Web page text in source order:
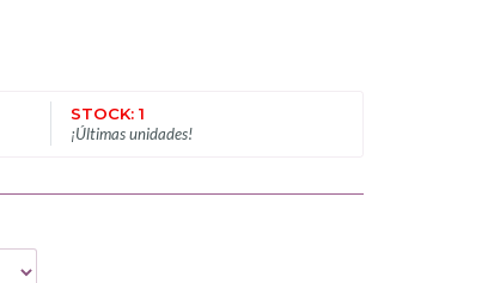
STOCK: 1
¡Últimas unidades!